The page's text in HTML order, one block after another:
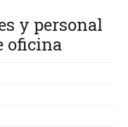
y personal
oficina